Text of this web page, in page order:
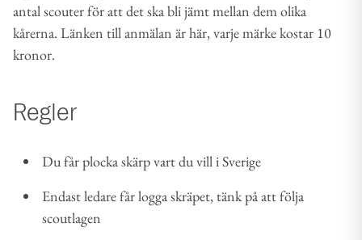
antal scouter för att det ska bli jämt mellan dem olika
kårerna. Länken till anmälan är här, varje märke kostar 10
kronor.
Regler
Du får plocka skärp vart du vill i Sverige
Endast ledare får logga skräpet, tänk på att följa
scoutlagen